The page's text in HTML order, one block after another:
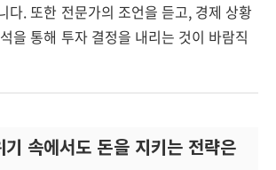
다. 또한 전문가의 조언을 듣고, 경제 상황
을 통해 투자 결정을 내리는 것이 바람직
속에서도 돈을 지키는 전략은